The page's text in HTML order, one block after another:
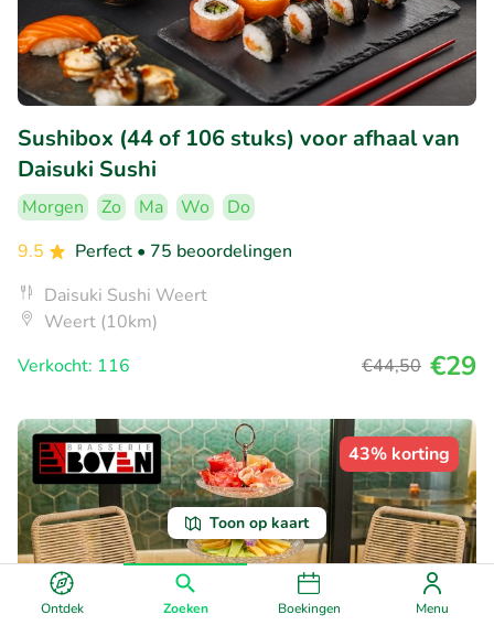
Ontdek Zoeken Boekingen Menu
Toon op kaart
Sushibox (44 of 106 stuks) voor afhaal van
Daisuki Sushi
Morgen Zo Ma Wo
Do
9.5
Perfect • 75 beoordelingen
Daisuki Sushi Weert
Weert (10km)
Verkocht: 116
€44,50 €29
43% korting